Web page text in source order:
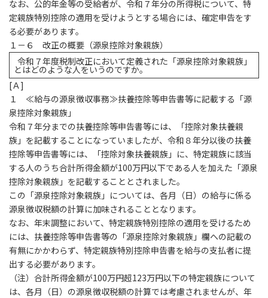
なお、公的年金等の受給者が、令和７年分の所得税について、特
定親族特別控除の適用を受けようとする場合には、確定申告をす
る必要があります。
１－６ 改正の概要（源泉控除対象親族）
令和７年度税制改正において定義された「源泉控除対象親族」
とはどのような人をいうのですか。
[Ａ]
１ ≪給与の源泉徴収事務≫扶養控除等申告書等に記載する「源
泉控除対象親族」
令和７年分までの扶養控除等申告書等には、「控除対象扶養親
族」を記載することになっていましたが、令和８年分以後の扶養
控除等申告書等には、「控除対象扶養親族」に、特定親族に該当
する人のうち合計所得金額が100万円以下である人を加えた「源泉
控除対象親族」を記載することとされました。
この「源泉控除対象親族」については、各月（日）の給与に係る
源泉徴収税額の計算に加味されることとなります。
なお、年末調整において、特定親族特別控除の適用を受けるため
には、扶養控除等申告書等の「源泉控除対象親族」欄への記載の
有無にかかわらず、特定親族特別控除申告書を給与の支払者に提
出する必要があります。
（注）合計所得金額が100万円超123万円以下の特定親族について
は、各月（日）の源泉徴収税額の計算では考慮されませんが、年